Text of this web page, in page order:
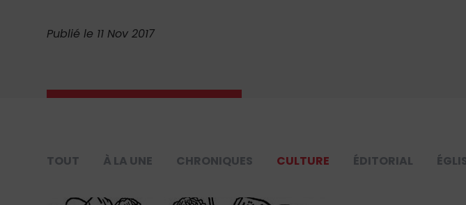
Publié le 11 Nov 2017
TOUT À LA UNE CHRONIQUES CULTURE ÉDITORIAL